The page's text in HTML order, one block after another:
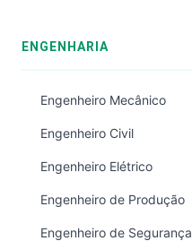
ENGENHARIA
Engenheiro Mecânico
Engenheiro Civil
Engenheiro Elétrico
Engenheiro de Produção
Engenheiro de Segurança